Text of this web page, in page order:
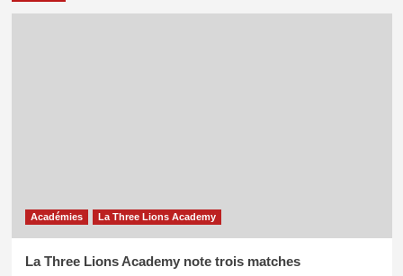
Académies La Three Lions Academy
La Three Lions Academy note trois matches